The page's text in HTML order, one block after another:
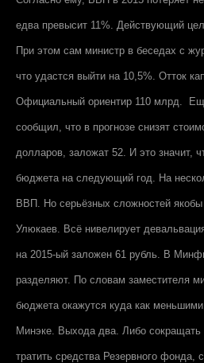
едва превысит 11%. Действующий
При этом сам министр в беседах с
что удастся выйти на 10,5%. Отток
Официальный ориентир 110 млрд.
сообщил, что в прогнозе снизят
долларов, заложат 52. И это значит,
бюджета на следующий год. На
ВВП. Но серьёзных сложностей якобы
Улюкаев. Всё нивелирует
на 2015-ый заложен 61 рубль. В
разделяют. По словам заместителя
бюджета окажутся куда как
Минэке. Выхода два. Либо
тратить средства Резервного фонда,